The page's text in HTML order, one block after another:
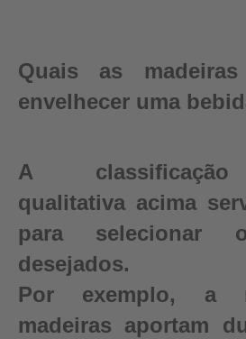
Quais as
envelhecer uma
A
qualitativa acima
para selecionar
desejados.
Por exemplo, a
madeiras aportam